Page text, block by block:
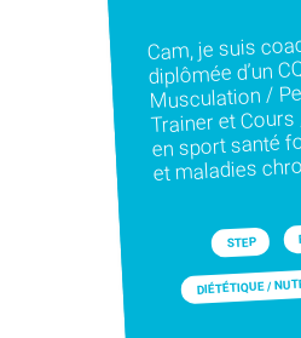
Cam, je suis
diplômée d’un
Musculation /
Trainer et
en sport santé
et maladies
STEP
DIÉTÉTIQUE /